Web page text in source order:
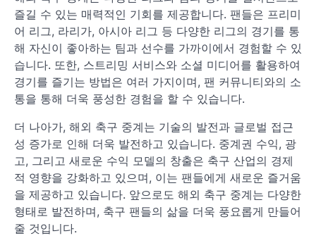
즐길 수 있는 매력적인 기회를 제공합니다. 팬들은 프리미
어 리그, 라리가, 아시아 리그 등 다양한 리그의 경기를 통
해 자신이 좋아하는 팀과 선수를 가까이에서 경험할 수 있
습니다. 또한, 스트리밍 서비스와 소셜 미디어를 활용하여
경기를 즐기는 방법은 여러 가지이며, 팬 커뮤니티와의 소
통을 통해 더욱 풍성한 경험을 할 수 있습니다.
더 나아가, 해외 축구 중계는 기술의 발전과 글로벌 접근
성 증가로 인해 더욱 발전하고 있습니다. 중계권 수익, 광
고, 그리고 새로운 수익 모델의 창출은 축구 산업의 경제
적 영향을 강화하고 있으며, 이는 팬들에게 새로운 즐거움
을 제공하고 있습니다. 앞으로도 해외 축구 중계는 다양한
형태로 발전하며, 축구 팬들의 삶을 더욱 풍요롭게 만들어
줄 것입니다.